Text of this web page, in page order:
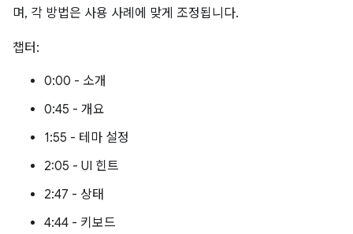
며, 각 방법은 사용 사례에 맞게 조정됩니다.
챕터:
0:00 - 소개
0:45 - 개요
1:55 - 테마 설정
2:05 - UI 힌트
2:47 - 상태
4:44 - 키보드